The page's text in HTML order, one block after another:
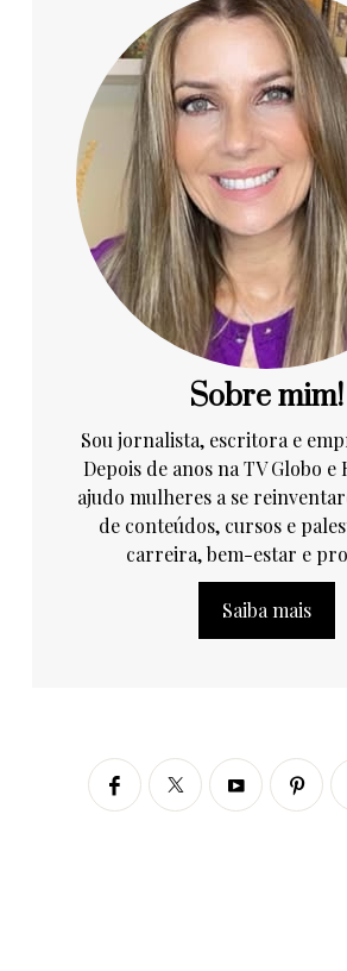
Sobre mim!
Sou jornalista, escritora e
Depois de anos na TV Globo e
ajudo mulheres a se
de conteúdos, cursos e
carreira, bem-estar e
Saiba mais